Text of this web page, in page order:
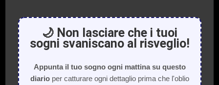
🌙 Non lasciare che i tuoi
sogni svaniscano al risveglio!
Appunta il tuo sogno ogni mattina su questo
diarioper catturare ogni dettaglio prima che l'oblio